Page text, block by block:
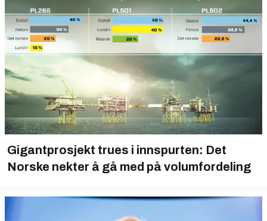
Gigantprosjekt trues i innspurten: Det
Norske nekter å gå med på volumfordeling